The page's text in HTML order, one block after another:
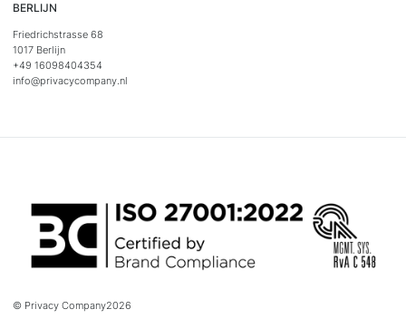
BERLIJN
Friedrichstrasse 68
1017 Berlijn
+49 16098404354
info@privacycompany.nl
© Privacy Company2026